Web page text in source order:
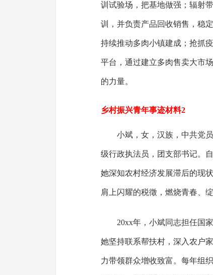
训试验场，把基地做强；辐射
训，并负责产品回收销售，稳
持续推动多肉小镇建成；抢抓
平台，通过建立多肉售卖大市
的力量。
乡村振兴青年事迹材料2
小斌，女，汉族，中共党
级行政执法员，团支部书记。
她深知农村经济发展滞后的现
肩上闪耀的税徵，燃烧青春、
20xx年，小斌同志担任国
她坚持联系帮扶村，深入农户
力带领群众增收致富。每年组